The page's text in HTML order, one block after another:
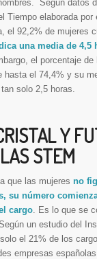
Según datos
Tiempo elaborada por
el 92,2% de mujeres
una media de 4,5
el porcentaje de
hasta el 74,4% y su
solo 2,5 horas.
Y
LAS STEM
que las mujeres no
su número
cargo. Es lo que se
un estudio del
el 21% de los
empresas